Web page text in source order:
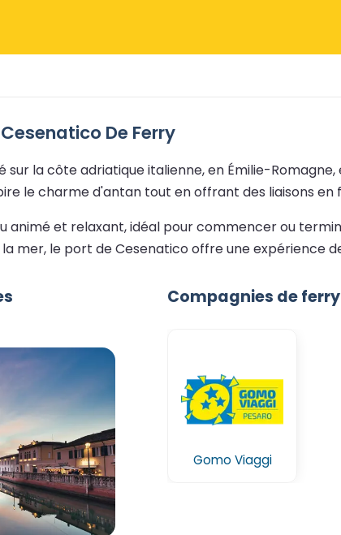
De Ferry
sur la côte adriatique italienne, en Émilie-
le charme d'antan tout en offrant des liaisons
animé et relaxant, idéal pour commencer ou
mer, le port de Cesenatico offre une expérience
Compagnies de
Gomo Viaggi